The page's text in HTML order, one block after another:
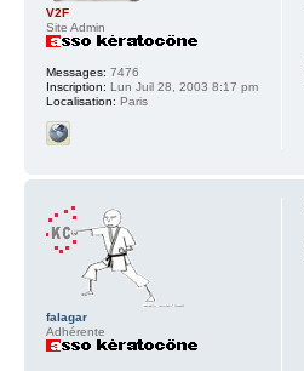
V2F
Site Admin
Messages: 7476
Inscription: Lun Juil 28, 2003 8:17 pm
Localisation: Paris
falagar
Adhérente